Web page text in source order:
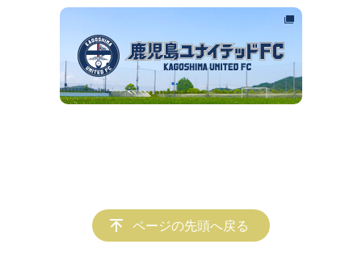
ページの先頭へ戻る